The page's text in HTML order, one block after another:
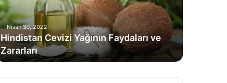
Nisan 30, 2022
Hindistan Cevizi Yağının Faydaları ve
Zararları